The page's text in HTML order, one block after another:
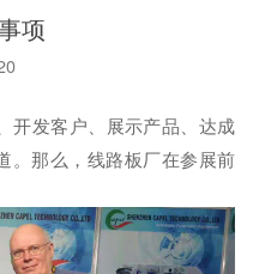
项
开发客户、展示产品、达成
。那么，线路板厂在参展前